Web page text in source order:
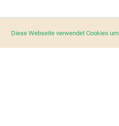
Diese Webseite verwendet Cookies